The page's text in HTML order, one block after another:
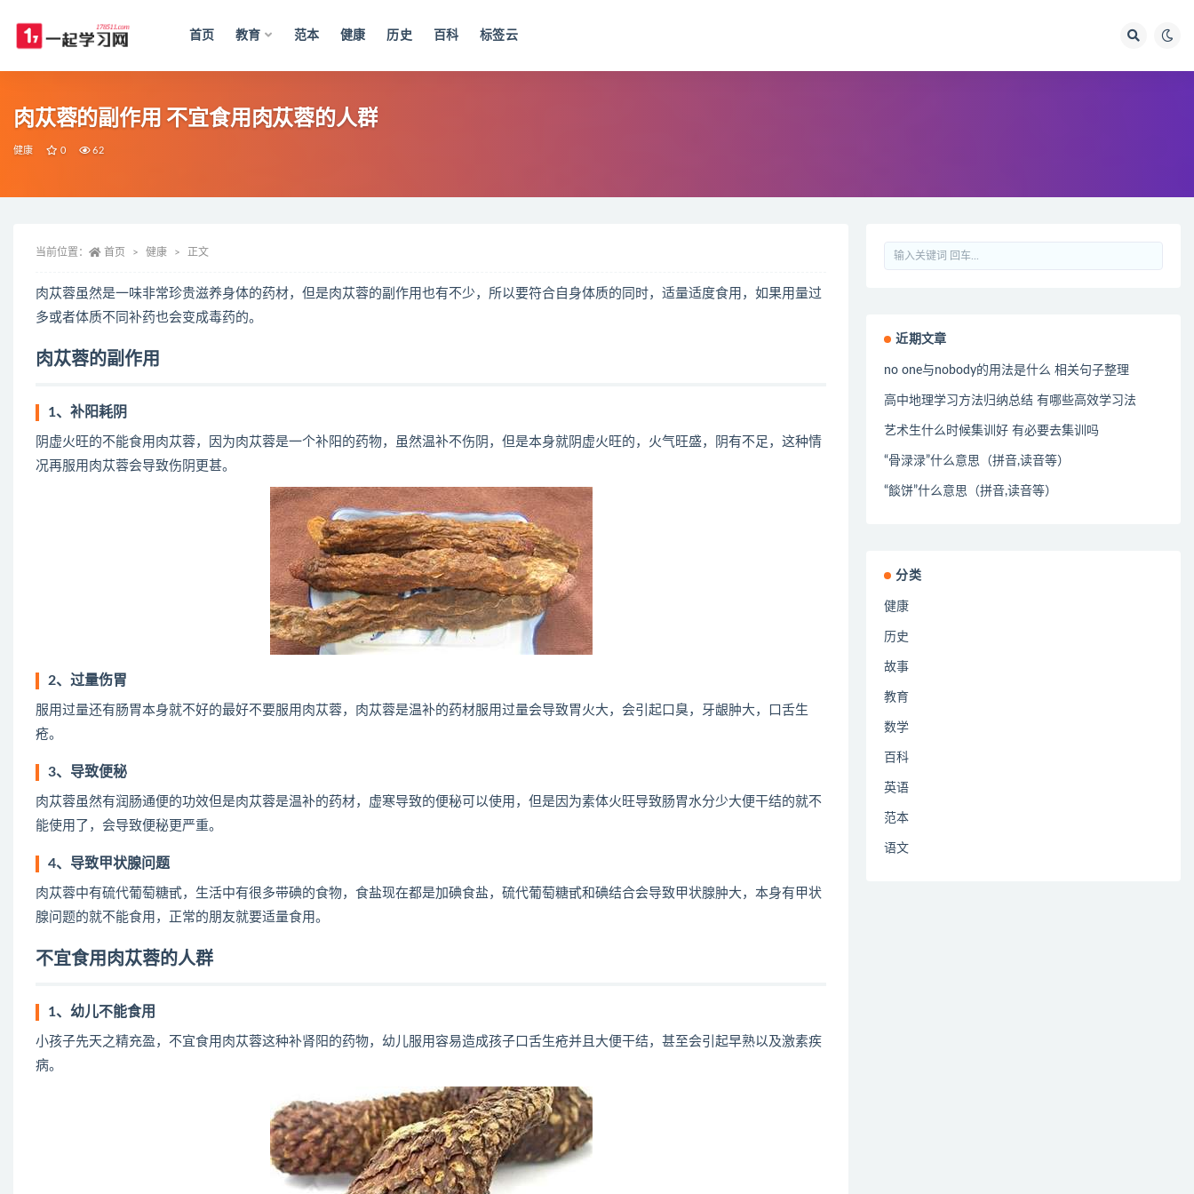
首页 教育 范本 健康 历史 百科 标签云
肉苁蓉的副作用 不宜食用肉苁蓉的人群
健康 0 62
当前位置： 首页 健康 正文
肉苁蓉虽然是一味非常珍贵滋养身体的药材，但是肉苁蓉的副作用也有不少，所以要符合自身体质的同时，适量适度食用，如果用量过
多或者体质不同补药也会变成毒药的。
肉苁蓉的副作用
1、补阳耗阴
阴虚火旺的不能食用肉苁蓉，因为肉苁蓉是一个补阳的药物，虽然温补不伤阴，但是本身就阴虚火旺的，火气旺盛，阴有不足，这种情
况再服用肉苁蓉会导致伤阴更甚。
2、过量伤胃
服用过量还有肠胃本身就不好的最好不要服用肉苁蓉，肉苁蓉是温补的药材服用过量会导致胃火大，会引起口臭，牙龈肿大，口舌生
疮。
3、导致便秘
肉苁蓉虽然有润肠通便的功效但是肉苁蓉是温补的药材，虚寒导致的便秘可以使用，但是因为素体火旺导致肠胃水分少大便干结的就不
能使用了，会导致便秘更严重。
4、导致甲状腺问题
肉苁蓉中有硫代葡萄糖甙，生活中有很多带碘的食物，食盐现在都是加碘食盐，硫代葡萄糖甙和碘结合会导致甲状腺肿大，本身有甲状
腺问题的就不能食用，正常的朋友就要适量食用。
不宜食用肉苁蓉的人群
1、幼儿不能食用
小孩子先天之精充盈，不宜食用肉苁蓉这种补肾阳的药物，幼儿服用容易造成孩子口舌生疮并且大便干结，甚至会引起早熟以及激素疾
病。
近期文章
no one与nobody的用法是什么 相关句子整理
高中地理学习方法归纳总结 有哪些高效学习法
艺术生什么时候集训好 有必要去集训吗
“骨渌渌”什么意思（拼音,读音等）
“餤饼”什么意思（拼音,读音等）
分类
健康
历史
故事
教育
数学
百科
英语
范本
语文